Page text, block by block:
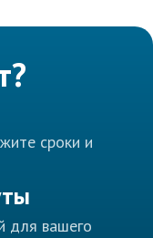
сроки и
для вашего